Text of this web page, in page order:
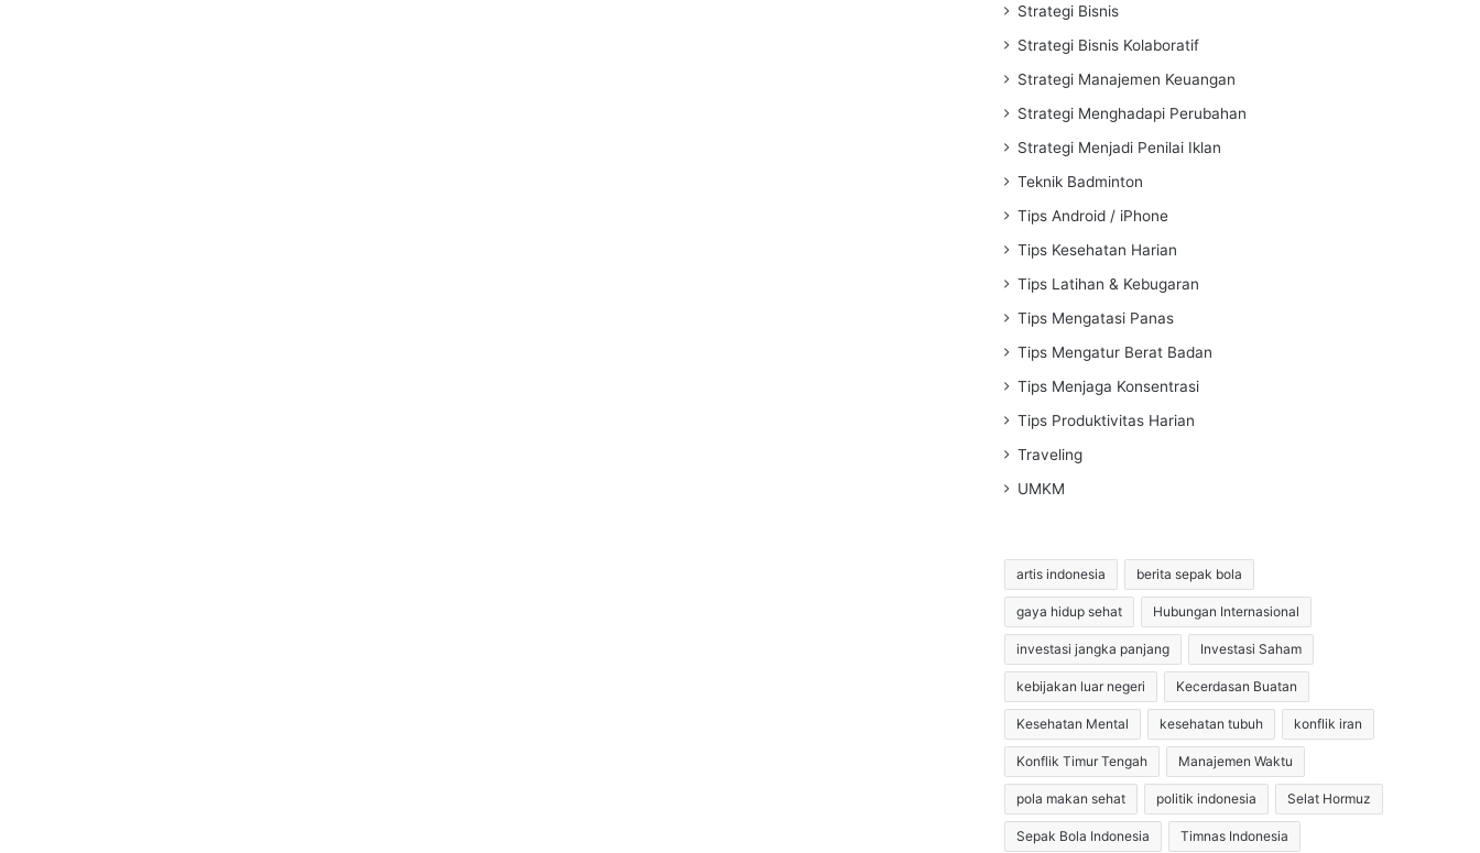
Strategi Bisnis
Strategi Bisnis Kolaboratif
Strategi Manajemen Keuangan
Strategi Menghadapi Perubahan
Strategi Menjadi Penilai Iklan
Teknik Badminton
Tips Android / iPhone
Tips Kesehatan Harian
Tips Latihan & Kebugaran
Tips Mengatasi Panas
Tips Mengatur Berat Badan
Tips Menjaga Konsentrasi
Tips Produktivitas Harian
Traveling
UMKM
artis indonesia berita sepak bola
gaya hidup sehat Hubungan Internasional
investasi jangka panjang Investasi Saham
kebijakan luar negeri Kecerdasan Buatan
Kesehatan Mental kesehatan tubuh konflik iran
Konflik Timur Tengah Manajemen Waktu
pola makan sehat politik indonesia Selat Hormuz
Sepak Bola Indonesia Timnas Indonesia